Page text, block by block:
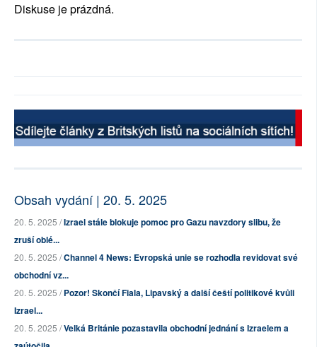
Diskuse je prázdná.
Obsah vydání | 20. 5. 2025
20. 5. 2025 /Izrael stále blokuje pomoc pro Gazu navzdory slibu, že
zruší oblé...
20. 5. 2025 /Channel 4 News: Evropská unie se rozhodla revidovat své
obchodní vz...
20. 5. 2025 /Pozor! Skončí Fiala, Lipavský a další čeští politikové kvůli
Izrael...
20. 5. 2025 /Velká Británie pozastavila obchodní jednání s Izraelem a